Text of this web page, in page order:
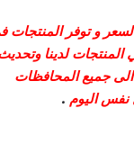
و توفر المنتجات
المنتجات لدينا
جميع المحافظات
نفس اليوم .